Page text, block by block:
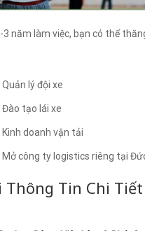
3 năm làm việc, bạn có thể
Quản lý đội xe
Đào tạo lái xe
Kinh doanh vận tải
Mở công ty logistics riêng tại
Thông Tin Chi